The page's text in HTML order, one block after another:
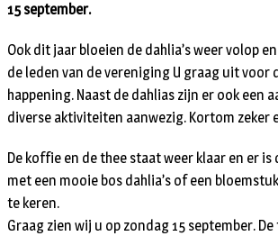
15 september.
Ook dit jaar bloeien de dahlia’s weer volop
de leden van de vereniging U graag uit voor
happening. Naast de dahlias zijn er ook een
diverse aktiviteiten aanwezig. Kortom zeker
De koffie en de thee staat weer klaar en er
met een mooie bos dahlia’s of een
te keren.
Graag zien wij u op zondag 15 september.